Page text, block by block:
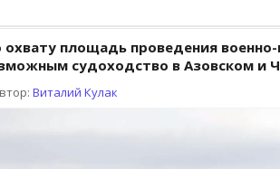
охвату площадь проведения
судоходство в Азовском и
Виталий Кулак